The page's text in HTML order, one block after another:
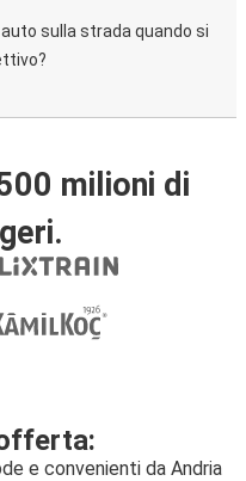
sulla strada quando si
milioni di
e convenienti da Andria